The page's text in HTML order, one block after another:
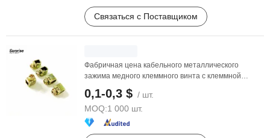
Связаться с Поставщиком
Фабричная цена кабельного металлического
зажима медного клеммного винта с клеммной
клеткой для ...
0,1-0,3 $ / шт.
MOQ:1 000 шт.